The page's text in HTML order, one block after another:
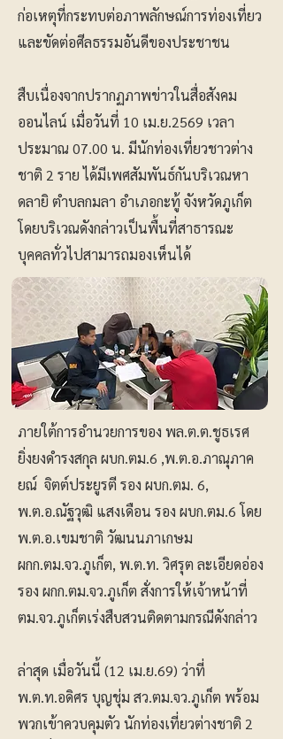
ก่อเหตุที่กระทบต่อภาพลักษณ์การท่องเที่ยว
และขัดต่อศีลธรรมอันดีของประชาชน
สืบเนื่องจากปรากฏภาพข่าวในสื่อสังคม
ออนไลน์ เมื่อวันที่ 10 เม.ย.2569 เวลา
ประมาณ 07.00 น. มีนักท่องเที่ยวชาวต่าง
ชาติ 2 ราย ได้มีเพศสัมพันธ์กันบริเวณหา
ดลายิ ตำบลกมลา อำเภอกะทู้ จังหวัดภูเก็ต
โดยบริเวณดังกล่าวเป็นพื้นที่สาธารณะ
บุคคลทั่วไปสามารถมองเห็นได้
ภายใต้การอำนวยการของ พล.ต.ต.ชูธเรศ
ยิ่งยงดำรงสกุล ผบก.ตม.6 ,พ.ต.อ.ภาณุภาค
ยณ์ จิตต์ประยูรตี รอง ผบก.ตม. 6,
พ.ต.อ.ณัฐวุฒิ แสงเดือน รอง ผบก.ตม.6 โดย
พ.ต.อ.เขมชาติ วัฒนนภาเกษม
ผกก.ตม.จว.ภูเก็ต, พ.ต.ท. วิศรุต ละเอียดอ่อง
รอง ผกก.ตม.จว.ภูเก็ต สั่งการให้เจ้าหน้าที่
ตม.จว.ภูเก็ตเร่งสืบสวนติดตามกรณีดังกล่าว
ล่าสุด เมื่อวันนี้ (12 เม.ย.69) ว่าที่
พ.ต.ท.อดิศร บุญชุ่ม สว.ตม.จว.ภูเก็ต พร้อม
พวกเข้าควบคุมตัว นักท่องเที่ยวต่างชาติ 2